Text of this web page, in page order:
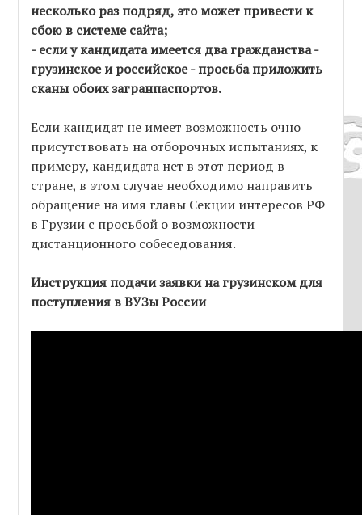
несколько раз подряд, это может привести к
сбою в системе сайта;
- если у кандидата имеется два гражданства -
грузинское и российское - просьба приложить
сканы обоих загранпаспортов.
Если кандидат не имеет возможность очно
присутствовать на отборочных испытаниях, к
примеру, кандидата нет в этот период в
стране, в этом случае необходимо направить
обращение на имя главы Секции интересов РФ
в Грузии с просьбой о возможности
дистанционного собеседования.
Инструкция подачи заявки на грузинском для
поступления в ВУЗы России